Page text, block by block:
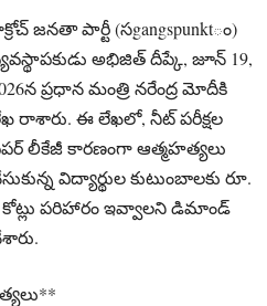
జనతా పార్టీ (సgangspunktం)
అభిజిత్ దీప్కే, జూన్ 19,
ప్రధాన మంత్రి నరేంద్ర మోదీకి
రాశారు. ఈ లేఖలో, నీట్ పరీక్షల
లీకేజీ కారణంగా ఆత్మహత్యలు
విద్యార్థుల కుటుంబాలకు రూ.
కోట్లు పరిహారం ఇవ్వాలని డిమాండ్